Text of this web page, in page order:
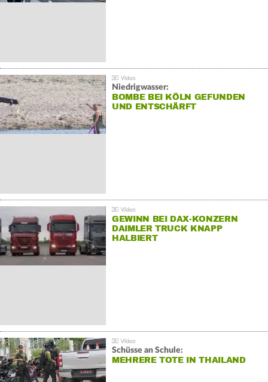
Niedrigwasser:
BOMBE BEI KÖLN GEFUNDEN
UND ENTSCHÄRFT
GEWINN BEI DAX-KONZERN
DAIMLER TRUCK KNAPP
HALBIERT
Schüsse an Schule:
MEHRERE TOTE IN THAILAND